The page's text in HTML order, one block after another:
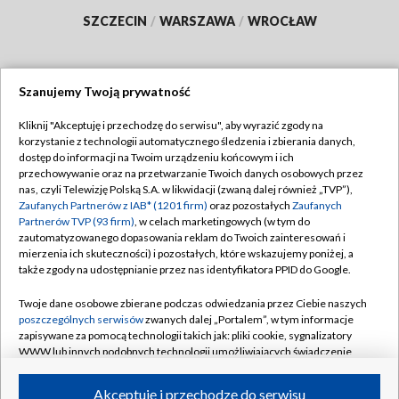
SZCZECIN / WARSZAWA / WROCŁAW
TVP
Abonament TVP
Emisja w TVP
Centrum informacji TVP
Naziemna Telewizja Cyfrowa
Rada Programowa
System NOS
Informacje o nadawcy
Regulamin TVP
Polityka prywatności
Moje zgody
Pomoc
Kontakt
Kanały
Szanujemy Twoją prywatność
Kliknij "Akceptuję i przechodzę do serwisu", aby wyrazić zgody na
korzystanie z technologii automatycznego śledzenia i zbierania danych,
dostęp do informacji na Twoim urządzeniu końcowym i ich
przechowywanie oraz na przetwarzanie Twoich danych osobowych przez
nas, czyli Telewizję Polską S.A. w likwidacji (zwaną dalej również „TVP”),
Zaufanych Partnerów z IAB* (1201 firm) oraz pozostałych Zaufanych
Partnerów TVP (93 firm), w celach marketingowych (w tym do
zautomatyzowanego dopasowania reklam do Twoich zainteresowań i
mierzenia ich skuteczności) i pozostałych, które wskazujemy poniżej, a
także zgody na udostępnianie przez nas identyfikatora PPID do Google.
Twoje dane osobowe zbierane podczas odwiedzania przez Ciebie naszych
poszczególnych serwisówzwanych dalej „Portalem”, w tym informacje
zapisywane za pomocą technologii takich jak: pliki cookie, sygnalizatory
WWW lub innych podobnych technologii umożliwiających świadczenie
Akceptuję i przechodzę do serwisu